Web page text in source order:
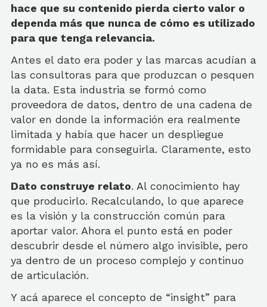
hace que su contenido pierda cierto valor o
dependa más que nunca de cómo es utilizado
para que tenga relevancia.
Antes el dato era poder y las marcas acudían a
las consultoras para que produzcan o pesquen
la data. Esta industria se formó como
proveedora de datos, dentro de una cadena de
valor en donde la información era realmente
limitada y había que hacer un despliegue
formidable para conseguirla. Claramente, esto
ya no es más así.
Dato construye relato. Al conocimiento hay
que producirlo. Recalculando, lo que aparece
es la visión y la construcción común para
aportar valor. Ahora el punto está en poder
descubrir desde el número algo invisible, pero
ya dentro de un proceso complejo y continuo
de articulación.
Y acá aparece el concepto de “insight” para